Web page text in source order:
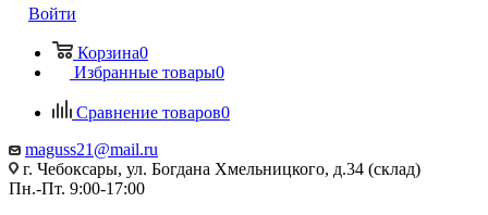
Войти
Корзина0
Избранные товары0
Сравнение товаров0
maguss21@mail.ru
г. Чебоксары, ул. Богдана Хмельницкого, д.34 (склад)
Пн.-Пт. 9:00-17:00